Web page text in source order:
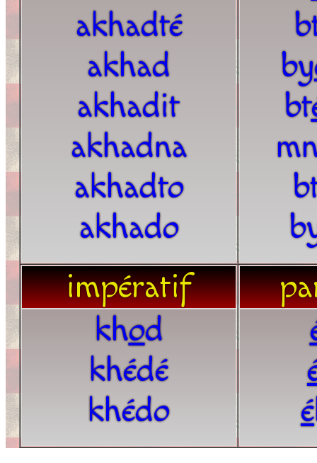
akhadté
akhad
akhadit
akhadna
akhadto
akhado
by
bt
impératif
khod
khédé
khédo
é